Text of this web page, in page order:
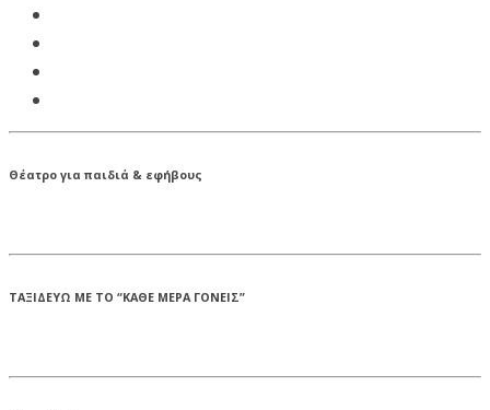
Θέατρο για παιδιά & εφήβους
ΤΑΞΙΔΕΥΩ ΜΕ ΤΟ “ΚΑΘΕ ΜΕΡΑ ΓΟΝΕΙΣ”